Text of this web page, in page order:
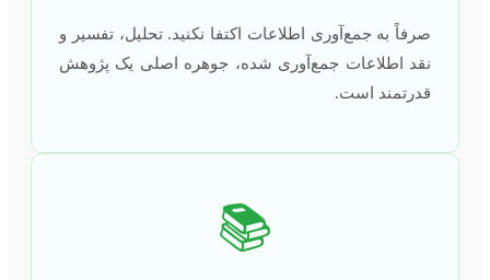
صرفاً به جمع‌آوری اطلاعات اکتفا نکنید. تحلیل، تفسیر و
نقد اطلاعات جمع‌آوری شده، جوهره اصلی یک پژوهش
قدرتمند است.
📚